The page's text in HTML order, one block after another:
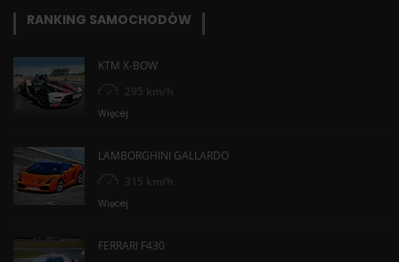
RANKING SAMOCHODÓW
KTM X-BOW
295 km/h
Więcej
LAMBORGHINI GALLARDO
315 km/h
Więcej
FERRARI F430